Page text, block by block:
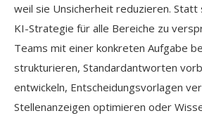
weil sie Unsicherheit reduzieren.
KI-Strategie für alle Bereiche zu
Teams mit einer konkreten Aufgabe
strukturieren, Standardantworten
entwickeln, Entscheidungsvorlagen
Stellenanzeigen optimieren oder